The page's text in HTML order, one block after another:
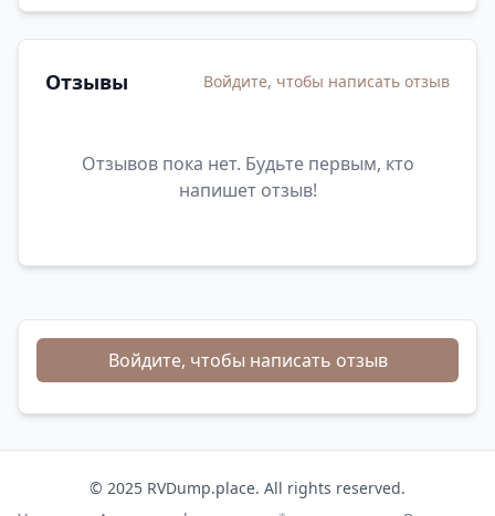
Отзывы Войдите, чтобы написать отзыв
Отзывов пока нет. Будьте первым, кто
напишет отзыв!
Войдите, чтобы написать отзыв
© 2025 RVDump.place. All rights reserved.